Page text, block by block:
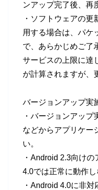
ンアップ完了後、再
・ソフトウェアの更
用する場合は、パケ
で、あらかじめご了
サービスの上限に達
が計算されますが、
バージョンアップ実
・バージョンアッ
などからアプリケー
い。
・Android 2.3向け
4.0では正常に動作し
・Android 4.0に非